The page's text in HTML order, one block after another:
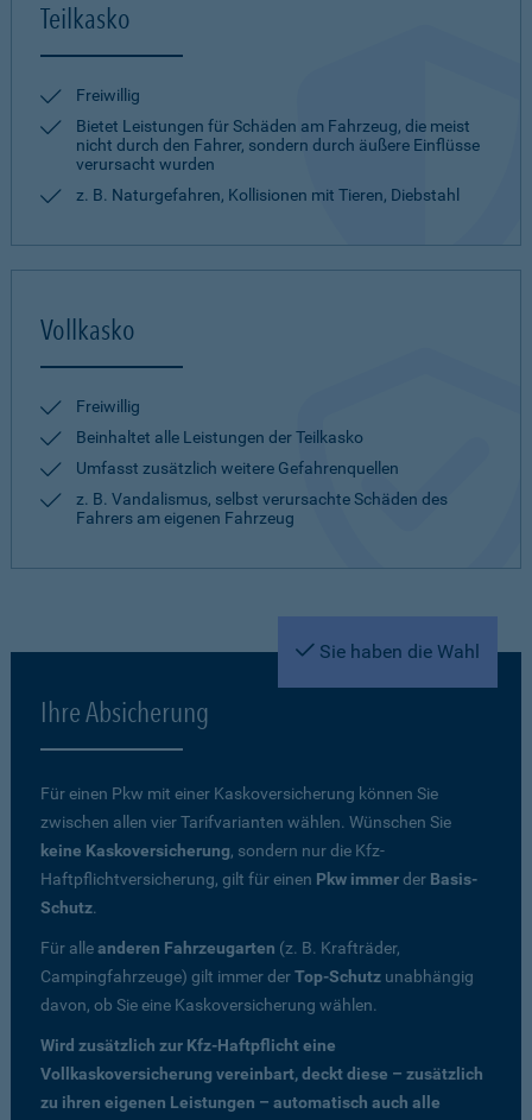
Teilkasko
Freiwillig
Bietet Leistungen für Schäden am Fahrzeug, die meist
nicht durch den Fahrer, sondern durch äußere Einflüsse
verursacht wurden
z. B. Naturgefahren, Kollisionen mit Tieren, Diebstahl
Vollkasko
Freiwillig
Beinhaltet alle Leistungen der Teilkasko
Umfasst zusätzlich weitere Gefahrenquellen
z. B. Vandalismus, selbst verursachte Schäden des
Fahrers am eigenen Fahrzeug
Sie haben die Wahl
Ihre Absicherung
Für einen Pkw mit einer Kaskoversicherung können Sie
zwischen allen vier Tarifvarianten wählen. Wünschen Sie
keine Kaskoversicherung, sondern nur die Kfz-
Haftpflichtversicherung, gilt für einen Pkw immerder Basis-
Schutz.
Für alleanderen Fahrzeugarten (z. B. Krafträder,
Campingfahrzeuge) gilt immer derTop-Schutz unabhängig
davon, ob Sie eine Kaskoversicherung wählen.
Wird zusätzlich zur Kfz-Haftpflicht eine
Vollkaskoversicherung vereinbart, deckt diese – zusätzlich
zu ihren eigenen Leistungen – automatisch auch alle